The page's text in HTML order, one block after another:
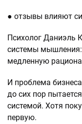
● отзывы влияют
Психолог Даниэль
системы
медленную
И проблема
до сих пор
системой. Хотя
первую.